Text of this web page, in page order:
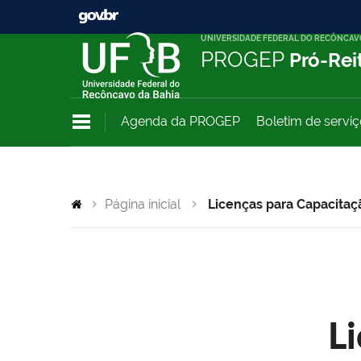
UNIVERSIDADE FEDERAL DO
PROGEP Pró-
Agenda da PROGEP Boletim de
Página inicial Licenças para